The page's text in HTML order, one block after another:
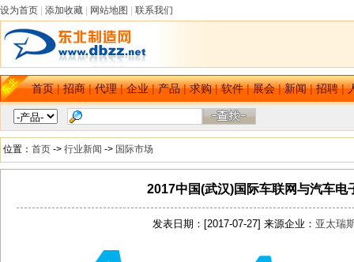
设为首页 添加收藏 网站地图 联系我们
首页|招商|代理|企业|产品|求购|软件|展会|新闻|招聘|
位置： 首页 -> 行业新闻 -> 国际市场
2017中国(武汉)国际车联网与汽车电
发表日期：[2017-07-27] 来源企业： 亚太瑞